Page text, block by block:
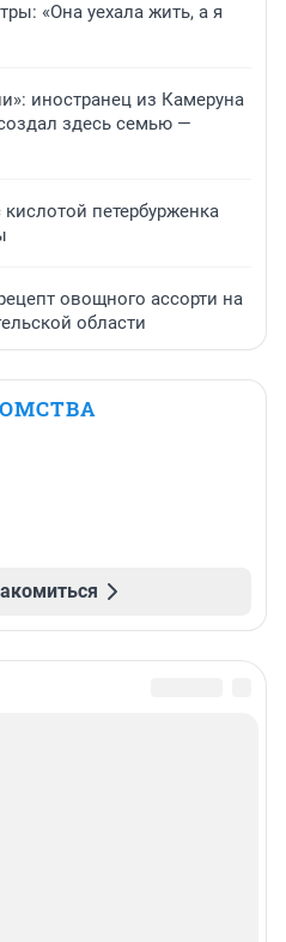
«Она уехала жить, а я
иностранец из Камеруна
здесь семью —
петербурженка
овощного ассорти на
области